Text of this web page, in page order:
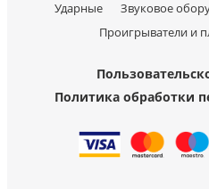
Ударные
Звуковое
Проигрыватели и
Политика обработки